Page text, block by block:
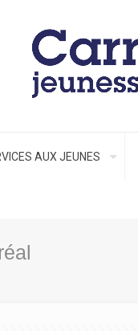
AUX JEUNES